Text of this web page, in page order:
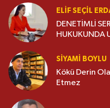
ELIF SEÇIL
DENETİMLİ
HUKUKUNDA
SIYAMI BOYLU
Kökü Derin
Etmez